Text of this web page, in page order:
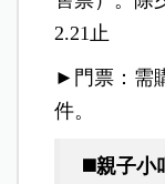
2.21止
►門票：需
件。
◼️親子小